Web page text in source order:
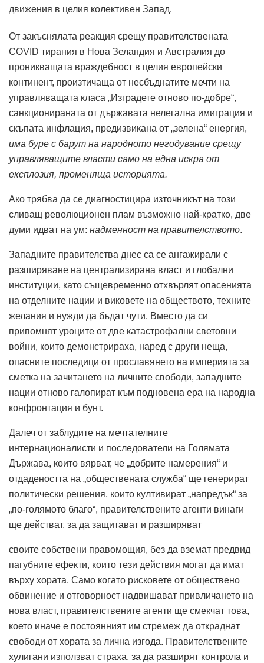
движения в целия колективен Запад.
От закъснялата реакция срещу правителствената
COVID тирания в Нова Зеландия и Австралия до
проникващата враждебност в целия европейски
континент, произтичаща от несбъднатите мечти на
управляващата класа „Изградете отново по-добре“,
санкционираната от държавата нелегална имиграция и
скъпата инфлация, предизвикана от „зелена“ енергия,
има буре с барут на народното негодувание срещу
управляващите власти само на една искра от
експлозия, променяща историята.
Ако трябва да се диагностицира източникът на този
сливащ революционен плам възможно най-кратко, две
думи идват на ум: надменност на правителството.
Западните правителства днес са се ангажирали с
разширяване на централизирана власт и глобални
институции, като същевременно отхвърлят опасенията
на отделните нации и виковете на обществото, техните
желания и нужди да бъдат чути. Вместо да си
припомнят уроците от две катастрофални световни
войни, които демонстрираха, наред с други неща,
опасните последици от прославянето на империята за
сметка на зачитането на личните свободи, западните
нации отново галопират към подновена ера на народна
конфронтация и бунт.
Далеч от заблудите на мечтателните
интернационалисти и последователи на Голямата
Държава, които вярват, че „добрите намерения“ и
отдадеността на „обществената служба“ ще генерират
политически решения, които култивират „напредък“ за
„по-голямото благо“, правителствените агенти винаги
ще действат, за да защитават и разширяват
своите собствени правомощия, без да вземат предвид
пагубните ефекти, които тези действия могат да имат
върху хората. Само когато рисковете от обществено
обвинение и отговорност надвишават привличането на
нова власт, правителствените агенти ще смекчат това,
което иначе е постоянният им стремеж да откраднат
свободи от хората за лична изгода. Правителствените
хулигани използват страха, за да разширят контрола и